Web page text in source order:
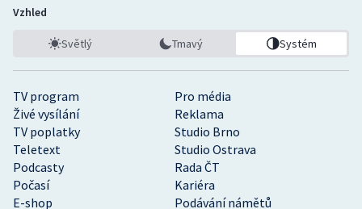
TV program
Pro média
Živé vysílání
Reklama
TV poplatky
Studio Brno
Teletext
Studio Ostrava
Podcasty
Rada ČT
Počasí
Kariéra
E-shop
Podávání námětů
Vzhled
Světlý Tmavý Systém